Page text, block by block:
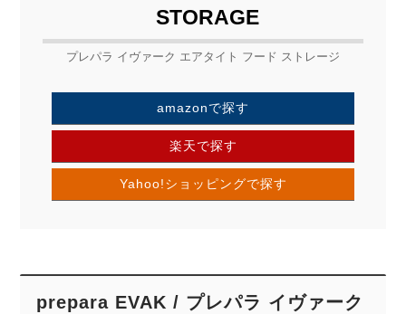
STORAGE
プレパラ イヴァーク エアタイト フード ストレージ
amazonで探す
楽天で探す
Yahoo!ショッピングで探す
prepara EVAK / プレパラ イヴァーク